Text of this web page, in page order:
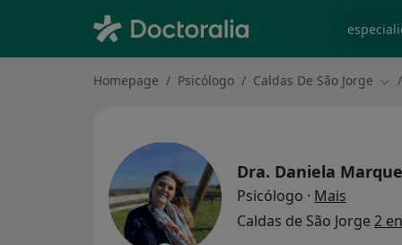
Homepage Psicólogo Caldas De São Jorge
Dra. Daniela
Psicólogo · Mais
Caldas de São Jorge 2